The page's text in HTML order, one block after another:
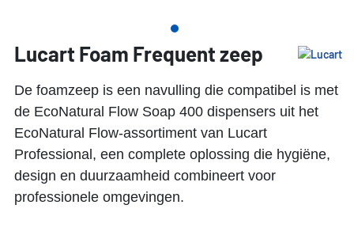
Lucart Foam Frequent zeep
De foamzeep is een navulling die compatibel is met
de EcoNatural Flow Soap 400 dispensers uit het
EcoNatural Flow-assortiment van Lucart
Professional, een complete oplossing die hygiëne,
design en duurzaamheid combineert voor
professionele omgevingen.